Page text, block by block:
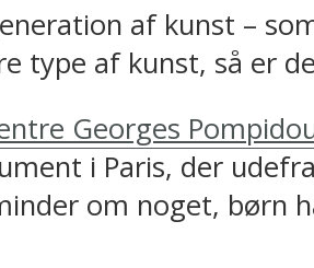
af kunst –
type af kunst, så er
Georges
i Paris, der
om noget, børn